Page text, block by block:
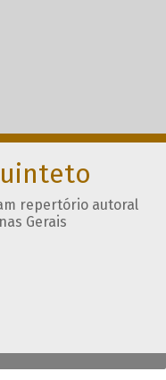
repertório autoral
Gerais